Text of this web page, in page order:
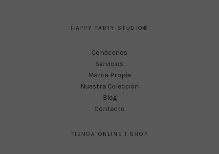
HAPPY PARTY STUDIO®
Conócenos
Servicios
Marca Propia
Nuestra Colección
Blog
Contacto
TIENDA ONLINE I SHOP